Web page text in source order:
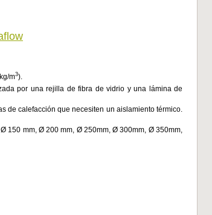
m3).
por una rejilla de fibra de vidrio y una lámina de
de calefacción que necesiten un aislamiento térmico.
150 mm, Ø 200 mm, Ø 250mm, Ø 300mm, Ø 350mm,